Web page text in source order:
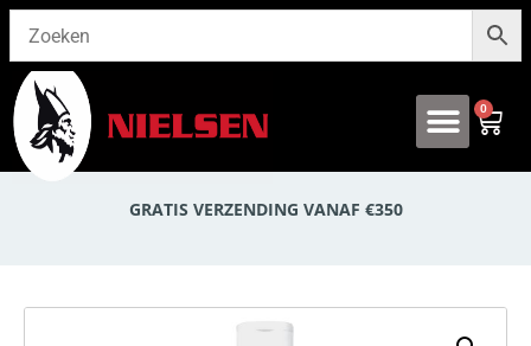
0
GRATIS VERZENDING VANAF €350